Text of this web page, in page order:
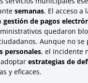
semanas. El acceso a
gestión de pagos
quedaron
Aunque no
personales, el incidente
estrategias de
y eficaces.